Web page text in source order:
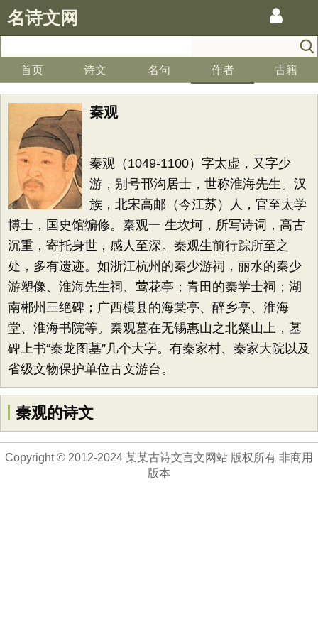
名诗文网
首页 诗文 名句 作者 古籍
秦观
秦观（1049-1100）字太虚，又字少
游，别号邗沟居士，世称淮海先生。汉
族，北宋高邮（今江苏）人，官至太学
博士，国史馆编修。秦观一 生坎坷，所写诗词，高古
沉重，寄托身世，感人至深。秦观生前行踪所至之
处，多有遗迹。如浙江杭州的秦少游祠，丽水的秦少
游塑像、淮海先生祠、莺花亭；青田的秦学士祠；湖
南郴州三绝碑；广西横县的海棠亭、醉乡亭、淮海
堂、淮海书院等。秦观墓在无锡惠山之北粲山上，墓
碑上书“秦龙图墓”几个大字。有秦家村、秦家大院以及
省级文物保护单位古文游台。
秦观的诗文
Copyright © 2012-2024 某某古诗文言文网站 版权所有 非商用
版本